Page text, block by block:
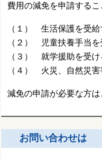
費用の減免を申請するこ
（１） 生活保護を受
（２） 児童扶養手当
（３） 就学援助を受け
（４） 火災、自然災
減免の申請が必要な方
お問い合わせは